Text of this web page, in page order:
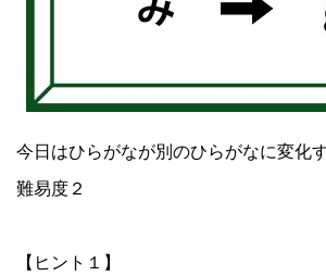
今日はひらがなが別のひらがなに変化
難易度２
【ヒント１】